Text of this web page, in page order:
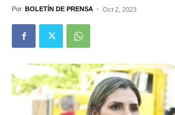
Por BOLETÍN DE PRENSA - Oct 2, 2023